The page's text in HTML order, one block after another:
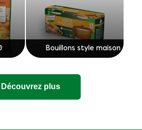
Bouillons style maison
Découvrez plus